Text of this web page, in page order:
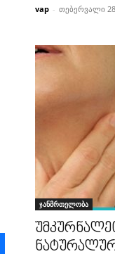
vap - თებერვალი
ჯანმრთელობა